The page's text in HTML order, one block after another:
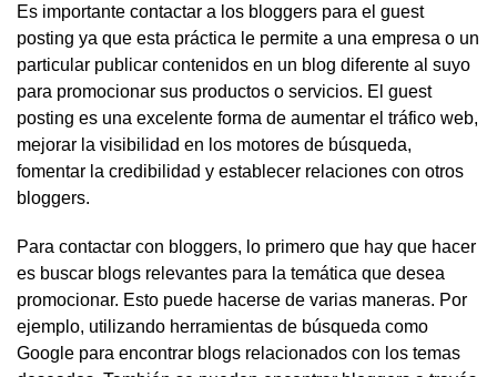
Es importante contactar a los bloggers para el guest
posting ya que esta práctica le permite a una empresa o un
particular publicar contenidos en un blog diferente al suyo
para promocionar sus productos o servicios. El guest
posting es una excelente forma de aumentar el tráfico web,
mejorar la visibilidad en los motores de búsqueda,
fomentar la credibilidad y establecer relaciones con otros
bloggers.
Para contactar con bloggers, lo primero que hay que hacer
es buscar blogs relevantes para la temática que desea
promocionar. Esto puede hacerse de varias maneras. Por
ejemplo, utilizando herramientas de búsqueda como
Google para encontrar blogs relacionados con los temas